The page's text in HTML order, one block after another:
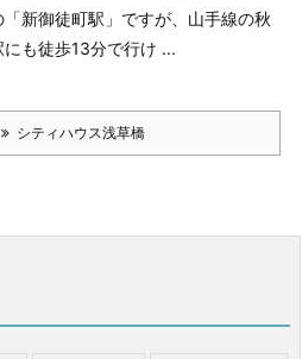
「新御徒町駅」ですが、山手線の秋
にも徒歩13分で行け ...
シティハウス浅草橋